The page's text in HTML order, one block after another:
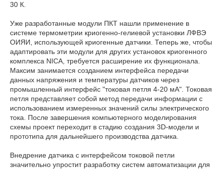
30 К.
Уже разработанные модули ПКТ нашли применение в
системе термометрии криогенно-гелиевой установки ЛФВЭ
ОИЯИ, использующей криогенные датчики. Теперь же, чтобы
адаптировать эти модули для других установок криогенного
комплекса NICA, требуется расширение их функционала.
Максим занимается созданием интерфейса передачи
данных напряжения и температуры датчиков через
промышленный интерфейс "токовая петля 4-20 мА". Токовая
петля представляет собой метод передачи информации с
использованием измеренных значений силы электрического
тока. После завершения компьютерного моделирования
схемы проект переходит в стадию создания 3D-модели и
прототипа для дальнейшего производства датчика.
Внедрение датчика с интерфейсом токовой петли
значительно упростит разработку систем автоматизации для